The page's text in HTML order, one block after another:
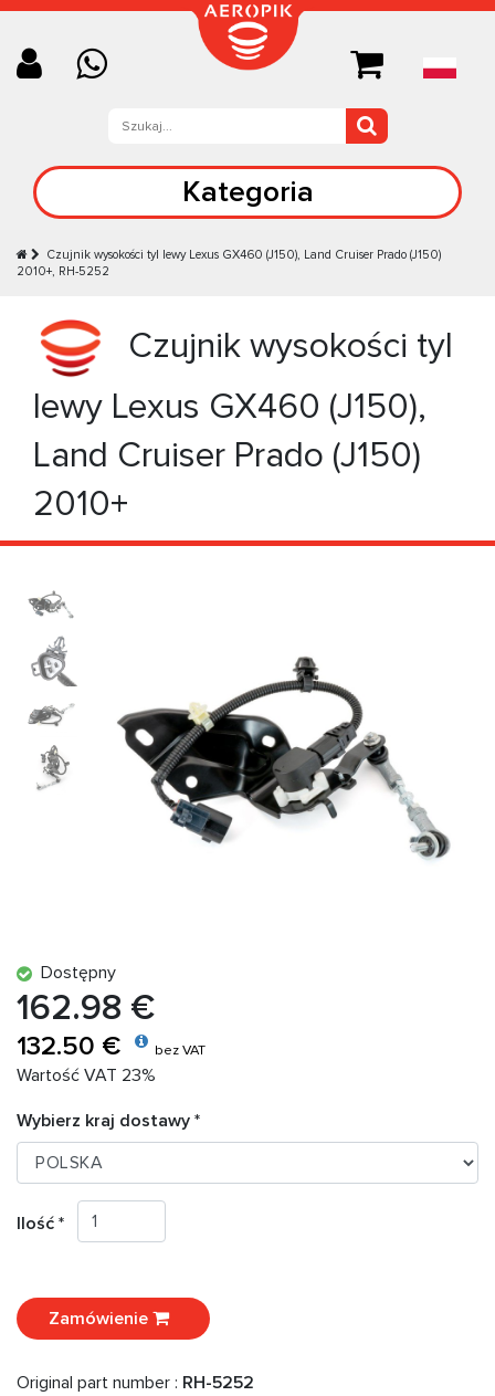
Kategoria
Czujnik wysokości tyl lewy Lexus GX460 (J150), Land Cruiser Prado (J150)
2010+, RH-5252
Czujnik wysokości tyl
lewy Lexus GX460 (J150),
Land Cruiser Prado (J150)
2010+
Dostępny
162.98 €
132.50 € bez VAT
Wartość VAT 23%
Wybierz kraj dostawy *
Ilość *
Zamówienie
Original part number : RH-5252